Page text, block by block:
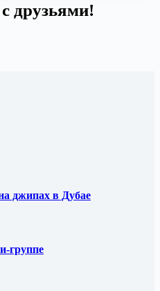
друзьями!
джипах в Дубае
группе